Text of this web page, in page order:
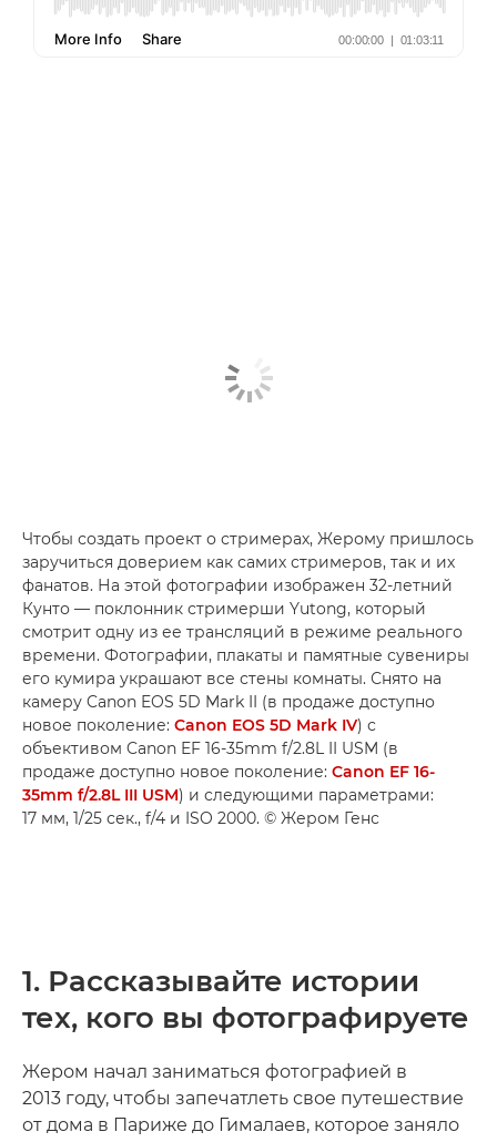
Чтобы создать проект о стримерах, Жерому пришлось
заручиться доверием как самих стримеров, так и их
фанатов. На этой фотографии изображен 32-летний
Кунто — поклонник стримерши Yutong, который
смотрит одну из ее трансляций в режиме реального
времени. Фотографии, плакаты и памятные сувениры
его кумира украшают все стены комнаты. Снято на
камеру Canon EOS 5D Mark II (в продаже доступно
новое поколение: Canon EOS 5D Mark IV) с
объективом Canon EF 16-35mm f/2.8L II USM (в
продаже доступно новое поколение: Canon EF 16-
35mm f/2.8L III USM) и следующими параметрами:
17 мм, 1/25 сек., f/4 и ISO 2000. © Жером Генс
1. Рассказывайте истории
тех, кого вы фотографируете
Жером начал заниматься фотографией в
2013 году, чтобы запечатлеть свое путешествие
от дома в Париже до Гималаев, которое заняло